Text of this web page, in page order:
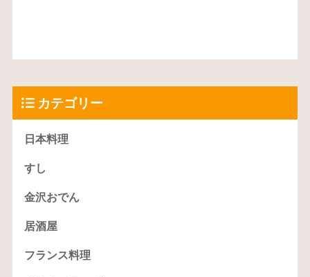
カテゴリー
日本料理
すし
金沢おでん
居酒屋
フランス料理